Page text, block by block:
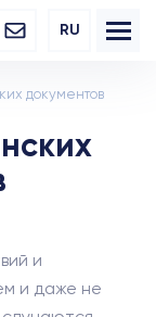
RU
документов
и
и даже не